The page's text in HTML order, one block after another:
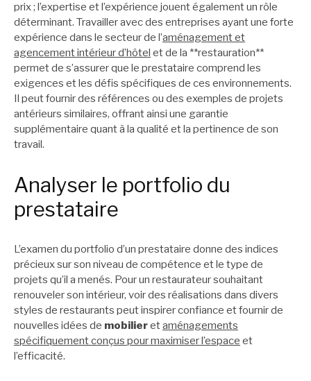
prix ; l’expertise et l’expérience jouent également un rôle
déterminant. Travailler avec des entreprises ayant une forte
expérience dans le secteur de l’aménagement et
agencement intérieur d’hôtel et de la **restauration**
permet de s’assurer que le prestataire comprend les
exigences et les défis spécifiques de ces environnements.
Il peut fournir des références ou des exemples de projets
antérieurs similaires, offrant ainsi une garantie
supplémentaire quant à la qualité et la pertinence de son
travail.
Analyser le portfolio du
prestataire
L’examen du portfolio d’un prestataire donne des indices
précieux sur son niveau de compétence et le type de
projets qu’il a menés. Pour un restaurateur souhaitant
renouveler son intérieur, voir des réalisations dans divers
styles de restaurants peut inspirer confiance et fournir de
nouvelles idées de mobilieretaménagements
spécifiquement conçus pour maximiser l’espace et
l’efficacité.